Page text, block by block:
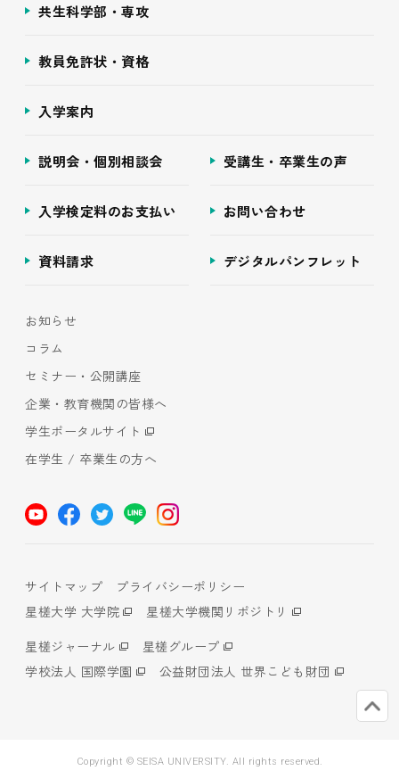
共生科学部・専攻
教員免許状・資格
入学案内
説明会・個別相談会 受講生・卒業生の声
入学検定料のお支払い お問い合わせ
資料請求 デジタルパンフレット
お知らせ
コラム
セミナー・公開講座
企業・教育機関の皆様へ
学生ポータルサイト
在学生 / 卒業生の方へ
サイトマップ
プライバシーポリシー
星槎大学 大学院
星槎大学機関リポジトリ
星槎ジャーナル
星槎グループ
学校法人 国際学園
公益財団法人 世界こども財団
Copyright © SEISA UNIVERSITY. All rights reserved.